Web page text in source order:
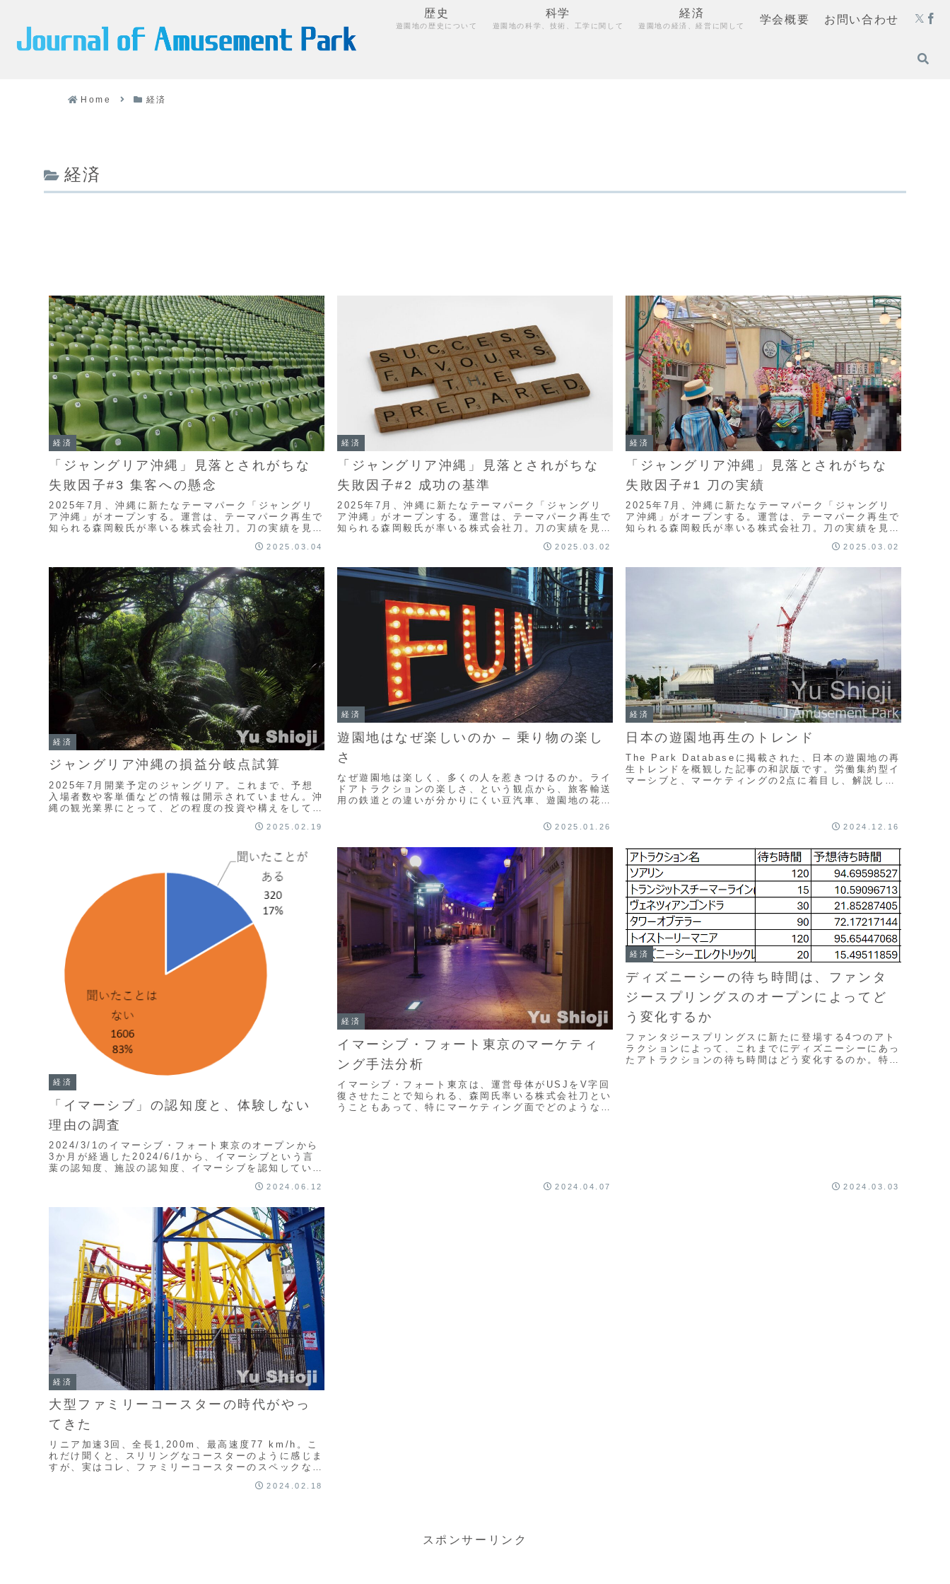
歴史
遊園地の歴史について
科学
遊園地の科学、技術、工学に関して
経済
遊園地の経済、経営に関して 学会概要 お問い合わせ
Home 経済
経済
経済
「ジャングリア沖縄」見落とされがちな
失敗因子#3 集客への懸念
2025年7月、沖縄に新たなテーマパーク「ジャングリ
ア沖縄」がオープンする。運営は、テーマパーク再生で
知られる森岡毅氏が率いる株式会社刀。刀の実績を見る
穴はないのか。今回は、集客の懸念点を考える。2025.03.04
経済
「ジャングリア沖縄」見落とされがちな
失敗因子#2 成功の基準
2025年7月、沖縄に新たなテーマパーク「ジャングリ
ア沖縄」がオープンする。運営は、テーマパーク再生で
知られる森岡毅氏が率いる株式会社刀。刀の実績を見る
穴はないのか。今回は、パーク成否の基準を考える。
2025.03.02
経済
「ジャングリア沖縄」見落とされがちな
失敗因子#1 刀の実績
2025年7月、沖縄に新たなテーマパーク「ジャングリ
ア沖縄」がオープンする。運営は、テーマパーク再生で
知られる森岡毅氏が率いる株式会社刀。刀の実績を見る
穴はないのか。刀のこれまでの実績を確認していく。
2025.03.02
経済
ジャングリア沖縄の損益分岐点試算
2025年7月開業予定のジャングリア。これまで、予想
入場者数や客単価などの情報は開示されていません。沖
縄の観光業界にとって、どの程度の投資や構えをしてお
す。そこで、公表されているデータを基に、損益分岐点
2025.02.19
経済
遊園地はなぜ楽しいのか – 乗り物の楽し
さ
なぜ遊園地は楽しく、多くの人を惹きつけるのか。ライ
ドアトラクションの楽しさ、という観点から、旅客輸送
用の鉄道との違いが分かりにくい豆汽車、遊園地の花形
2025.01.26
経済
日本の遊園地再生のトレンド
The Park Databaseに掲載された、日本の遊園地の再
生トレンドを概観した記事の和訳版です。労働集約型イ
マーシブと、マーケティングの2点に着目し、解説して
2024.12.16
経済
「イマーシブ」の認知度と、体験しない
理由の調査
2024/3/1のイマーシブ・フォート東京のオープンから
3か月が経過した2024/6/1から、イマーシブという言
葉の認知度、施設の認知度、イマーシブを認知していな
ケートを実施しました。調査結果の概要をご紹介しま
2024.06.12
経済
イマーシブ・フォート東京のマーケティ
ング手法分析
イマーシブ・フォート東京は、運営母体がUSJをV字回
復させたことで知られる、森岡氏率いる株式会社刀とい
うこともあって、特にマーケティング面でどのような取
2024.04.07
経済
ディズニーシーの待ち時間は、ファンタ
ジースプリングスのオープンによってど
う変化するか
ファンタジースプリングスに新たに登場する4つのアト
ラクションによって、これまでにディズニーシーにあっ
たアトラクションの待ち時間はどう変化するのか。特
2024.03.03
経済
大型ファミリーコースターの時代がやっ
てきた
リニア加速3回、全長1,200m、最高速度77 km/h。こ
れだけ聞くと、スリリングなコースターのように感じま
すが、実はコレ、ファミリーコースターのスペックなん
流行しつつあります。その流行の秘密に迫ります。
2024.02.18
スポンサーリンク